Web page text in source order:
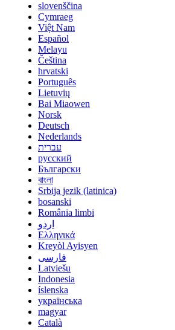
slovenščina
Cymraeg
Việt Nam
Español
Melayu
Čeština
hrvatski
Português
Lietuvių
Bai Miaowen
Norsk
Deutsch
Nederlands
עברית
русский
Български
বাংলা
Srbija jezik (latinica)
bosanski
România limbi
اردو
Ελληνικά
Kreyòl Ayisyen
فارسی
Latviešu
Indonesia
íslenska
українська
magyar
Català